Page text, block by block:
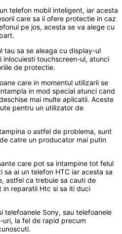
telefon mobil inteligent, iar acesta
care sa ii ofere protectie in caz
pe jos, acesta se va alege cu
tau sa se aleaga cu display-ul
inlocuiesti touchscreen-ul, atunci
de protectie.
care in momentul utilizarii se
in mod special atunci cand
mai multe aplicatii. Aceste
pentru un utilizator de
o astfel de problema, sunt
catre un producator mai putin
care pot sa intampine tot felul
ai un telefon HTC iar acesta sa
astfel ca trebuie sa cauti de
in reparatii Htc si sa iti duci
telefoanele Sony, sau telefoanele
uri, la fel de rapid precum